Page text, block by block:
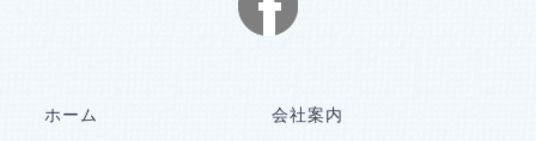
ホーム 会社案内